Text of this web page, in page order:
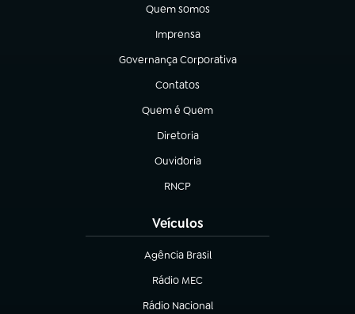
Quem somos
(abre em nova aba)
Imprensa
(abre em nova aba)
Governança Corporativa
(abre em nova aba)
Contatos
(abre em nova aba)
Quem é Quem
(abre em nova aba)
Diretoria
(abre em nova aba)
Ouvidoria
(abre em nova aba)
RNCP
(abre em nova aba)
Veículos
Agência Brasil
(abre em nova aba)
Rádio MEC
(abre em nova aba)
Rádio Nacional